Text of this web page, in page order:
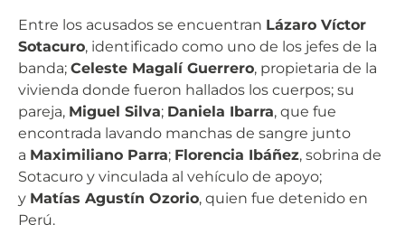
Entre los acusados se encuentran Lázaro Víctor
Sotacuro, identificado como uno de los jefes de la
banda; Celeste Magalí Guerrero, propietaria de la
vivienda donde fueron hallados los cuerpos; su
pareja, Miguel Silva; Daniela Ibarra, que fue
encontrada lavando manchas de sangre junto
a Maximiliano Parra; Florencia Ibáñez, sobrina de
Sotacuro y vinculada al vehículo de apoyo;
y Matías Agustín Ozorio, quien fue detenido en
Perú.